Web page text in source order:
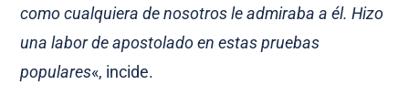
como cualquiera de nosotros le admiraba a él. Hizo
una labor de apostolado en estas pruebas
populares«, incide.